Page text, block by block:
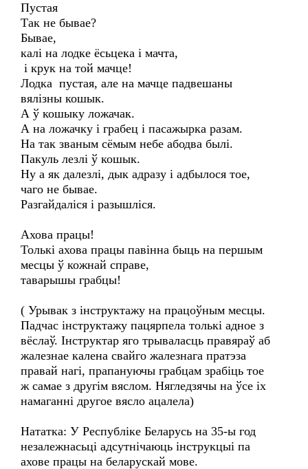
Пустая
Так не бывае?
Бывае,
калі на лодке ёсьцека і мачта,
і крук на той мачце!
Лодка пустая, але на мачце падвешаны
вялізны кошык.
А ў кошыку ложачак.
А на ложачку і грабец і пасажырка разам.
На так званым сёмым небе абодва былі.
Пакуль лезлі ў кошык.
Ну а як далезлі, дык адразу і адбылося тое,
чаго не бывае.
Разгайдаліся і разышліся.
Ахова працы!
Толькі ахова працы павінна быць на першым
месцы ў кожнай справе,
таварышы грабцы!
( Урывак з інструктажу на працоўным месцы.
Падчас інструктажу пацярпела толькі адное з
вёслаў. Інструктар яго трываласць правяраў аб
жалезнае калена свайго жалезнага пратэза
правай нагі, прапануючы грабцам зрабіць тое
ж самае з другім вяслом. Нягледзячы на ўсе іх
намаганні другое вясло ацалела)
Нататка: У Республіке Беларусь на 35-ы год
незалежнасьці адсутнічаюць інструкцыі па
ахове працы на беларускай мове.